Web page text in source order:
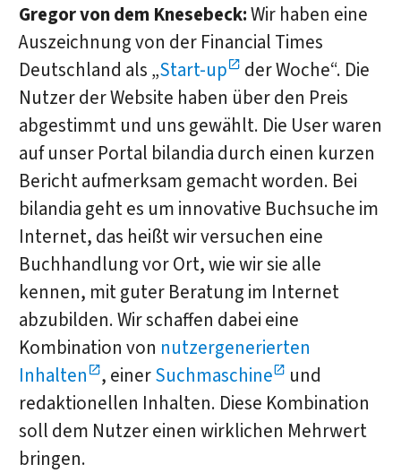
Gregor von dem Knesebeck:Wir haben eine
Auszeichnung von der Financial Times
Deutschland als „Start-up
der Woche“. Die
Nutzer der Website haben über den Preis
abgestimmt und uns gewählt. Die User waren
auf unser Portal bilandia durch einen kurzen
Bericht aufmerksam gemacht worden. Bei
bilandia geht es um innovative Buchsuche im
Internet, das heißt wir versuchen eine
Buchhandlung vor Ort, wie wir sie alle
kennen, mit guter Beratung im Internet
abzubilden. Wir schaffen dabei eine
Kombination von nutzergenerierten
Inhalten
, einerSuchmaschine
und
redaktionellen Inhalten. Diese Kombination
soll dem Nutzer einen wirklichen Mehrwert
bringen.